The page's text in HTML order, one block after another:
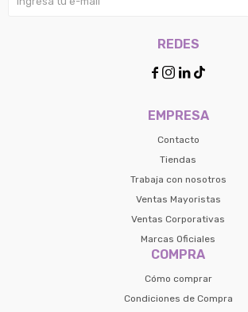
EMPRESA
Contacto
Tiendas
Trabaja con nosotros
Ventas Mayoristas
Ventas Corporativas
Marcas Oficiales
COMPRA
Cómo comprar
Condiciones de Compra
REDES
   